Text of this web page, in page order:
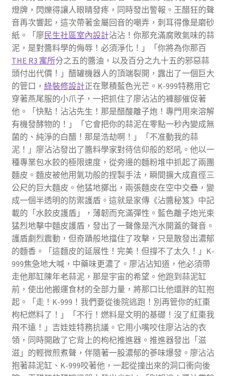
燈牌，閃爍得讓人眼睛發疼，同時發出警報。王醋狂的聲
音再次響起，這次帶著金屬回音的嘲弄，刺耳得像是磨砂
紙。「廖民生社區室內設計沾沾！你那充滿腐敗氣味的蒜
泥，是對醬料學的侮辱！必須淨化！」「你將為你那百
THE R3 寓所分之五的醬油，以及百分之九十五的邪惡蒜
頭付出代價！」醋罐機器人的頂端裂開，露出了一個巨大
的管口， 綠裝修設計正在聚積藍色光芒。K-999特務用它
穿著燕尾服的小爪子，一把抓住了廖沾沾的褲腳催促著
他。「快點！沾沾先生！那是醋酸離子炮！專門用來溶解
有機發酵物的！」「它會把你的蒜泥在零點一秒內變成無
菌的、純淨的白醋！那是浩劫啊！」「不准動我的蒜
泥！」廖沾沾發出了醬料學家對待信仰般的怒吼。他以一
種專業包水餃的極限速度，從旁邊的麵粉堆中抓起了兩團
麵皮。麵皮被他用氣功般的捏製手法，瞬間擴大成直徑三
公尺的巨大麵皮。他猛地擲出，兩張麵皮在空中交疊，變
成一個半透明的防禦護盾。這就是家傳《沾醬秘笈》中記
載的「水餃皮護盾」，薄韌而充滿彈性。藍色離子炮光束
猛烈地擊中麵皮護盾，發出了一聲像是汽水開蓋的聲音。
護盾劇烈震動，但奇蹟般地擋住了攻擊，只是散發出濃郁
的麵香。「這麵皮的延展性！完美！但撐不了太久！」K-
999焦急地大喊，中藥味更濃了。廖沾沾知道，他必須帶
走他那缸陳年老蒜泥，那是宇宙的希望。他跑到蒜泥缸
前，使出他搬運食材的全部力量，將那口比他還胖的缸抱
起。「走！K-999！我們要從後院逃跑！別再管你的紅棗
枸杞燃料了！」「不行！燃料是文明的基礎！沒了紅棗我
飛不遠！」吉娃娃特務抗議。它用小嘴咬住廖沾沾的衣
領，同時開啟了它背上的枸杞推進器。推進器發出「滋
滋」的輕微煎煮聲，伴隨著一股濃郁的蔘味爆發。廖沾沾
抱著蒜泥缸、K-999咬著他，一起從撞出來的洞口衝向後